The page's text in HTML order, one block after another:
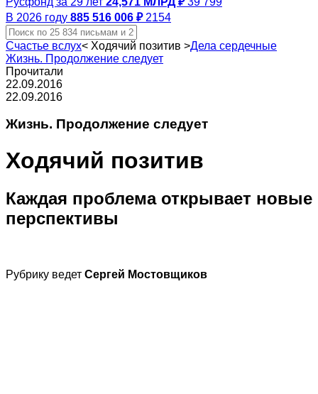
В 2026 году 885 516 006 ₽ 2154
Счастье вслух< Ходячий позитив >Дела сердечные
Жизнь. Продолжение следует
Прочитали
22.09.2016
22.09.2016
Жизнь. Продолжение следует
Ходячий позитив
Каждая проблема открывает новые
перспективы
Рубрику ведет Сергей Мостовщиков